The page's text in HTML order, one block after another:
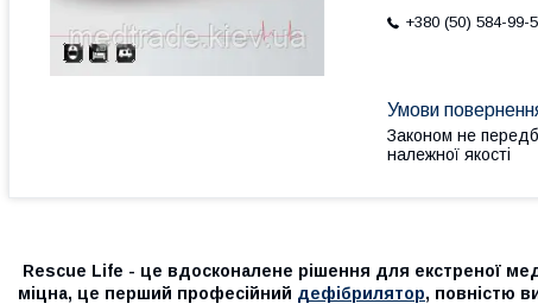
+380 (50) 584-99-
Законом не
належної якості
Rescue Life - це вдосконалене рішення для екстреної
міцна, це перший професійний дефібрилятор, повністю